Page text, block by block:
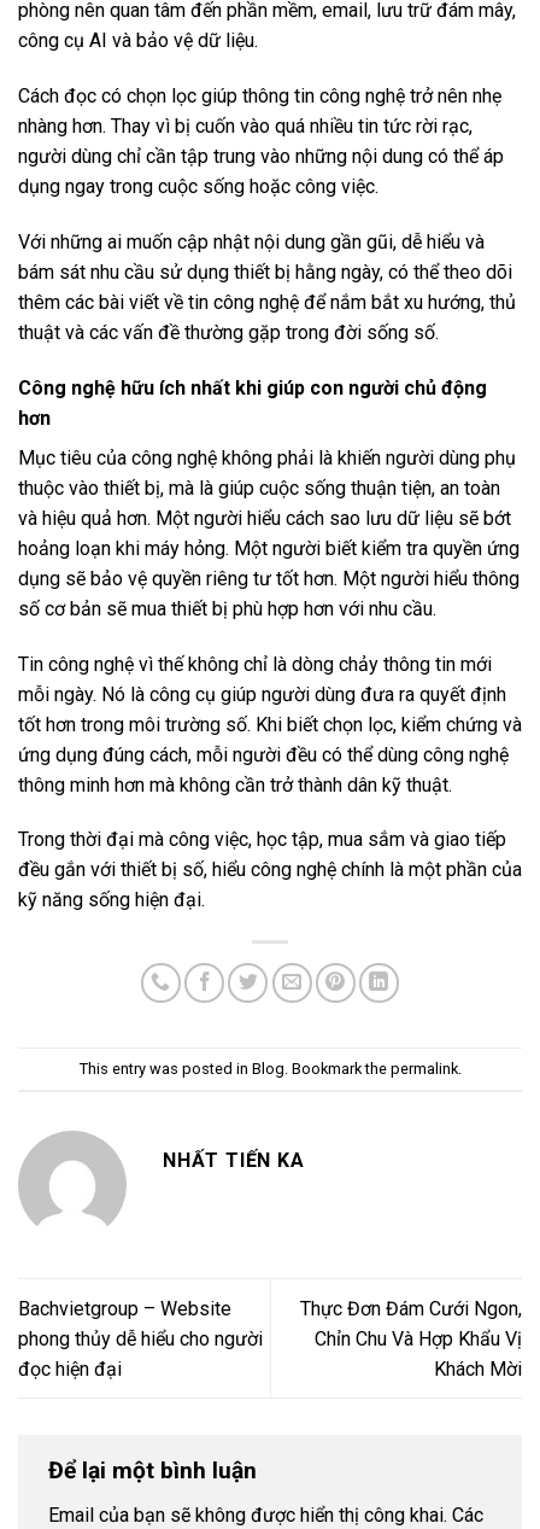
phòng nên quan tâm đến phần mềm, email, lưu trữ đám mây,
công cụ AI và bảo vệ dữ liệu.
Cách đọc có chọn lọc giúp thông tin công nghệ trở nên nhẹ
nhàng hơn. Thay vì bị cuốn vào quá nhiều tin tức rời rạc,
người dùng chỉ cần tập trung vào những nội dung có thể áp
dụng ngay trong cuộc sống hoặc công việc.
Với những ai muốn cập nhật nội dung gần gũi, dễ hiểu và
bám sát nhu cầu sử dụng thiết bị hằng ngày, có thể theo dõi
thêm các bài viết về tin công nghệ để nắm bắt xu hướng, thủ
thuật và các vấn đề thường gặp trong đời sống số.
Công nghệ hữu ích nhất khi giúp con người chủ động
hơn
Mục tiêu của công nghệ không phải là khiến người dùng phụ
thuộc vào thiết bị, mà là giúp cuộc sống thuận tiện, an toàn
và hiệu quả hơn. Một người hiểu cách sao lưu dữ liệu sẽ bớt
hoảng loạn khi máy hỏng. Một người biết kiểm tra quyền ứng
dụng sẽ bảo vệ quyền riêng tư tốt hơn. Một người hiểu thông
số cơ bản sẽ mua thiết bị phù hợp hơn với nhu cầu.
Tin công nghệ vì thế không chỉ là dòng chảy thông tin mới
mỗi ngày. Nó là công cụ giúp người dùng đưa ra quyết định
tốt hơn trong môi trường số. Khi biết chọn lọc, kiểm chứng và
ứng dụng đúng cách, mỗi người đều có thể dùng công nghệ
thông minh hơn mà không cần trở thành dân kỹ thuật.
Trong thời đại mà công việc, học tập, mua sắm và giao tiếp
đều gắn với thiết bị số, hiểu công nghệ chính là một phần của
kỹ năng sống hiện đại.
This entry was posted in Blog . Bookmark the permalink.
NHẤT TIẾN KA
Bachvietgroup – Website
phong thủy dễ hiểu cho người
đọc hiện đại
Thực Đơn Đám Cưới Ngon,
Chỉn Chu Và Hợp Khẩu Vị
Khách Mời
Để lại một bình luận
Email của bạn sẽ không được hiển thị công khai. Các